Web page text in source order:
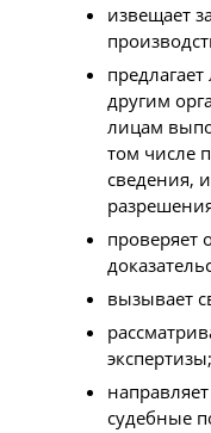
извещает
другим
лицам
том числе
сведения,
проверяет
вызывает
экспертизы;
судебные